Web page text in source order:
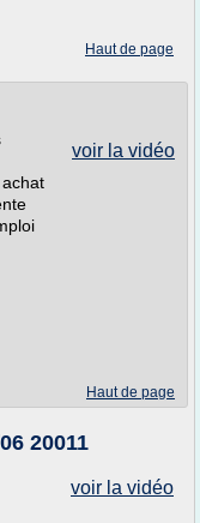
Haut de page
voir la vidéo
Haut de page
20011
voir la vidéo